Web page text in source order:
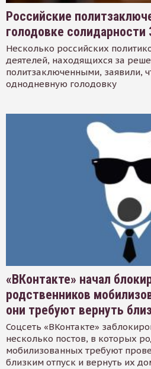
Российские
голодовке солидарности
Несколько российских
деятелей, находящихся за
политзаключенными, заявили,
однодневную голодовку
«ВКонтакте» начал
родственников
они требуют вернуть
Соцсеть «ВКонтакте»
несколько постов, в которых
мобилизованных требуют
близким отпуск и вернуть их